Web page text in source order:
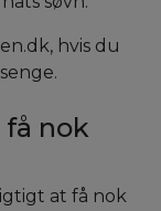
hvis du
nok
at få nok